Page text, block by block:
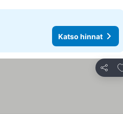
Katso hinnat
Jaa